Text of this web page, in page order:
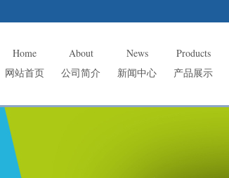
Home
网站首页
About
公司简介
News
新闻中心
Products
产品展示